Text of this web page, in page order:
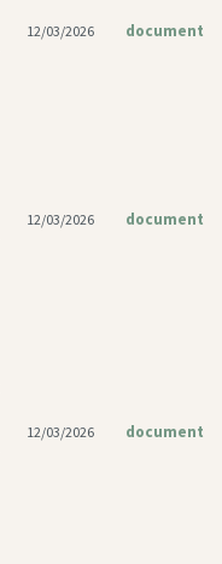
12/03/2026 document
12/03/2026 document
12/03/2026 document